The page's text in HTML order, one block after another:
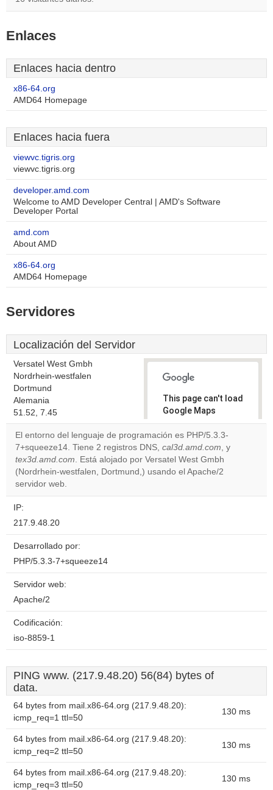
Enlaces
Enlaces hacia dentro
x86-64.org
AMD64 Homepage
Enlaces hacia fuera
viewvc.tigris.org
viewvc.tigris.org
developer.amd.com
Welcome to AMD Developer Central | AMD's Software
Developer Portal
amd.com
About AMD
x86-64.org
AMD64 Homepage
Servidores
Localización del Servidor
Versatel West Gmbh
Nordrhein-westfalen
Dortmund
Alemania
51.52, 7.45
This page can't load
Google Maps
correctly.
Do you
own this
website?
El entorno del lenguaje de programación es PHP/5.3.3-
7+squeeze14. Tiene 2 registros DNS, cal3d.amd.com, y
tex3d.amd.com. Está alojado por Versatel West Gmbh
(Nordrhein-westfalen, Dortmund,) usando el Apache/2
servidor web.
IP:
217.9.48.20
Desarrollado por:
PHP/5.3.3-7+squeeze14
Servidor web:
Apache/2
Codificación:
iso-8859-1
PING www. (217.9.48.20) 56(84) bytes of
data.
64 bytes from mail.x86-64.org (217.9.48.20):
icmp_req=1 ttl=50
130 ms
64 bytes from mail.x86-64.org (217.9.48.20):
icmp_req=2 ttl=50
130 ms
64 bytes from mail.x86-64.org (217.9.48.20):
icmp_req=3 ttl=50
130 ms